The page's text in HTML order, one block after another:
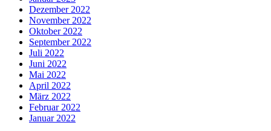
Dezember 2022
November 2022
Oktober 2022
September 2022
Juli 2022
Juni 2022
Mai 2022
April 2022
März 2022
Februar 2022
Januar 2022